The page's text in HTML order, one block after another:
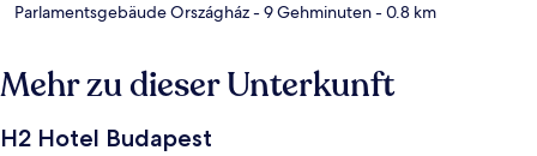
Parlamentsgebäude Országház- 9 Gehminuten- 0.8 km
Mehr zu dieser Unterkunft
H2 Hotel Budapest